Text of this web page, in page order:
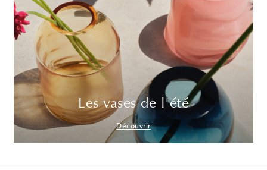
Les vases de l'été
Découvrir